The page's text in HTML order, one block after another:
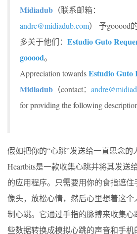
Midiadub （联系邮箱：
andre@midiadub.com） 予gooood
多关于他们： Estudio Guto
gooood。
Appreciation towardsEstudio Guto
Midiadub （contact：
for providing the following
假如把你的“心跳”发送给一直思念的
Heartbits是一款收集心跳并将其发送
的应用程序。只需要用你的食指遮住
像头，放松心情，然后心里想着这个
制心跳。它通过手指的脉搏来收集心
些数据转换成模拟心跳的声音和手机